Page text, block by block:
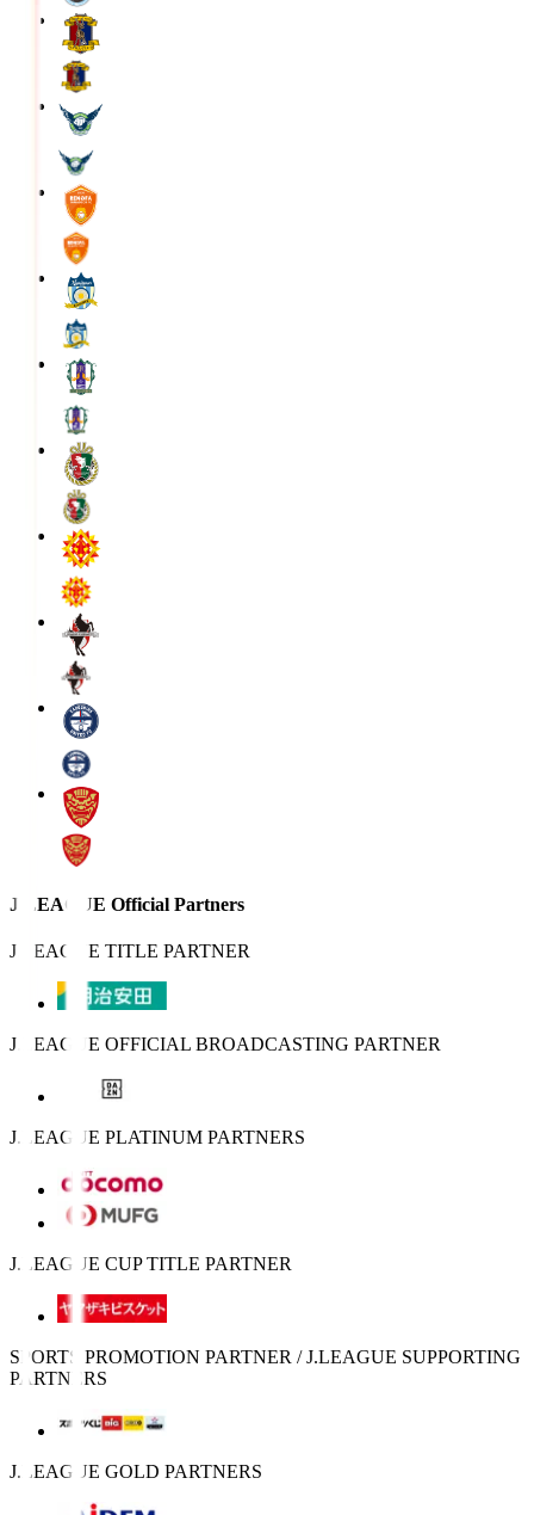
J.LEAGUE Official Partners
J.LEAGUE TITLE PARTNER
J.LEAGUE OFFICIAL BROADCASTING PARTNER
J.LEAGUE PLATINUM PARTNERS
J.LEAGUE CUP TITLE PARTNER
SPORTS PROMOTION PARTNER / J.LEAGUE SUPPORTING
PARTNERS
J.LEAGUE GOLD PARTNERS